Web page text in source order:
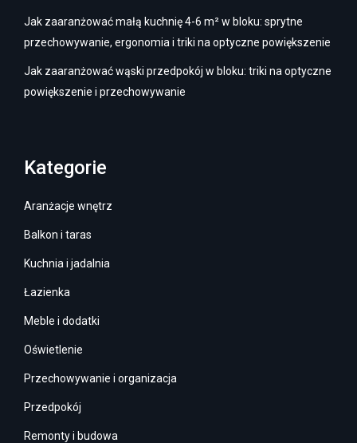
Jak zaaranżować małą kuchnię 4-6 m² w bloku: sprytne
przechowywanie, ergonomia i triki na optyczne powiększenie
Jak zaaranżować wąski przedpokój w bloku: triki na optyczne
powiększenie i przechowywanie
Kategorie
Aranżacje wnętrz
Balkon i taras
Kuchnia i jadalnia
Łazienka
Meble i dodatki
Oświetlenie
Przechowywanie i organizacja
Przedpokój
Remonty i budowa